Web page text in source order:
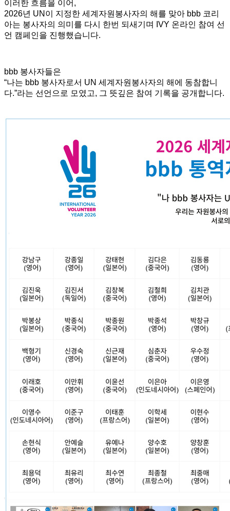
이러한 흐름을 이어,
2026년 UN이 지정한 세계자원봉사자의 해를 맞아 bbb 코리
아는 봉사자의 의미를 다시 한번 되새기며
IVY 온라인 참여 선
언 캠페인을 진행했습니다.
bbb 봉사자들은
“나는 bbb 봉사자로서 UN 세계자원봉사자의 해에 동참합니
다.”라는 선언으로 모였고, 그 뜻깊은 참여 기록을 공개합니다.